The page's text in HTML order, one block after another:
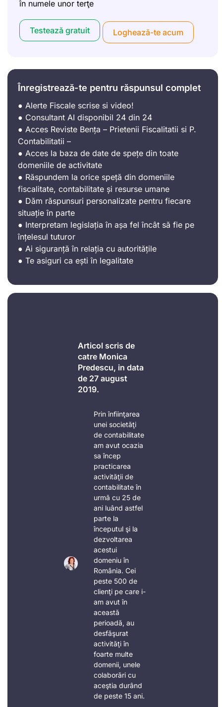
în numele unor terţe
Testează gratuit Loghează-te acum
Înregistrează-te pentru răspunsul complet
● Alerte Fiscale scrise si video!
● Consultant AI disponibil 24 din 24
● Acces Reviste Bența – Prietenii Fiscalitatii si P.
Contabilitatii –
● Acces la baza de date de spețe din toate
domeniile de activitate
● Răspundem la orice speță din domeniile
fiscalitate, contabilitate și resurse umane
● Dăm răspunsuri personalizate pentru fiecare
situație în parte
● Interpretam legislația în așa fel încât să fie pe
înțelesul tuturor
● Ai siguranță în relația cu autoritățile
● Te asiguri ca ești în legalitate
Articol scris de
catre Monica
Predescu, in data
de 27 august
2019.
Prin înfiinţarea
unei societăţi
de contabilitate
am avut ocazia
sa încep
practicarea
activităţii de
contabilitate în
urmă cu 25 de
ani luând astfel
parte la
începutul şi la
dezvoltarea
acestui
domeniu în
România. Cei
peste 500 de
clienţi pe care i-
am avut în
această
perioadă, au
desfăşurat
activităţi în
foarte multe
domenii, unele
colaborări cu
aceştia durând
de peste 15 ani.